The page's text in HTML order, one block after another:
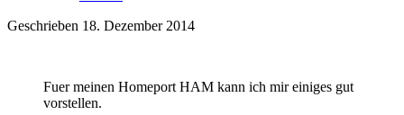
Geschrieben 18. Dezember 2014
Fuer meinen Homeport HAM kann ich mir einiges gut
vorstellen.